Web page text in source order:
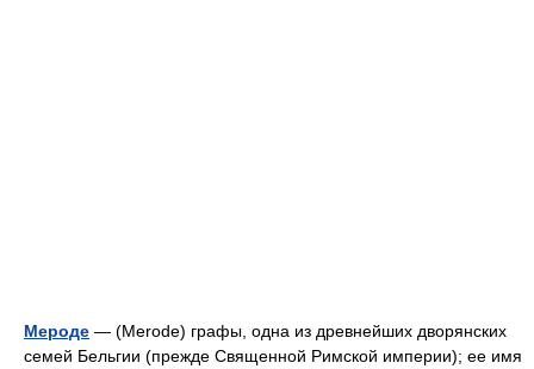
Мероде — (Merode) графы, одна из древнейших дворянских
семей Бельгии (прежде Священной Римской империи); ее имя